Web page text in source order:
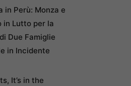
in Perù: Monza e
in Lutto per la
Due Famiglie
in Incidente
It’s in the